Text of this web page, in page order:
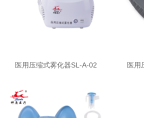
医用压缩式雾化器SL-A-02 医用